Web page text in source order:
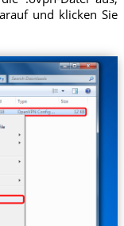
und klicken Sie